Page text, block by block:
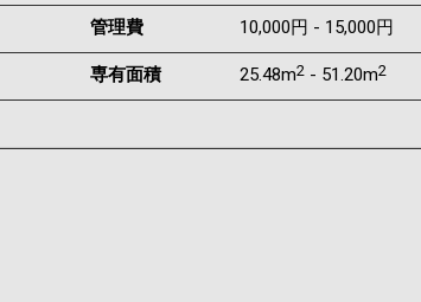
管理費 10,000円 - 15,000円
専有面積 25.48m2 - 51.20m2